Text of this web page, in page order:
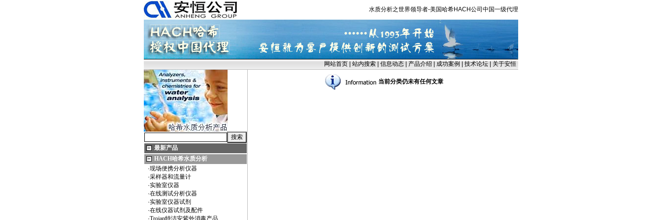
水质分析之世界领导者-美国哈希HACH公司中国一级代理
网站首页 站内搜索 信息动态 产品介绍 成功案例 技术论坛 关于安恒
最新产品
HACH哈希水质分析
·现场便携分析仪器
·采样器和流量计
·实验室仪器
·在线测试分析仪器
·实验室仪器试剂
·在线仪器试剂及配件
·Trojan特洁安紫外消毒产品
当前分类仍未有任何文章